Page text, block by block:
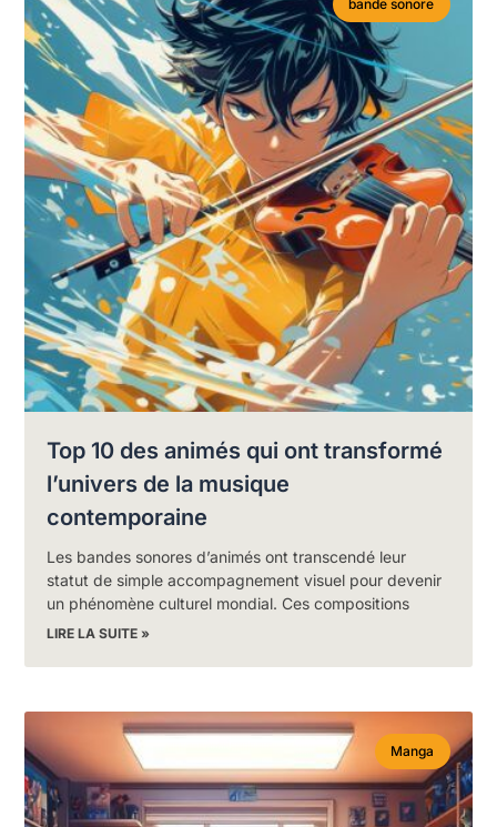
bande sonore
Top 10 des animés qui ont transformé
l’univers de la musique
contemporaine
Les bandes sonores d’animés ont transcendé leur
statut de simple accompagnement visuel pour devenir
un phénomène culturel mondial. Ces compositions
LIRE LA SUITE »
Manga